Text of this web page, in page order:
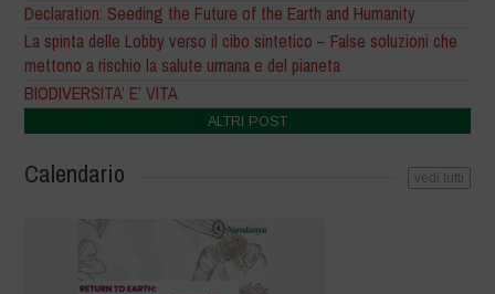
Declaration: Seeding the Future of the Earth and Humanity
La spinta delle Lobby verso il cibo sintetico – False soluzioni che
mettono a rischio la salute umana e del pianeta
BIODIVERSITA’ E’ VITA
ALTRI POST
Calendario vedi tutti